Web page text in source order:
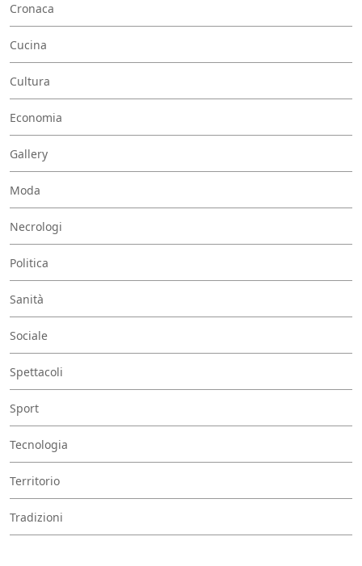
Cronaca
Cucina
Cultura
Economia
Gallery
Moda
Necrologi
Politica
Sanità
Sociale
Spettacoli
Sport
Tecnologia
Territorio
Tradizioni